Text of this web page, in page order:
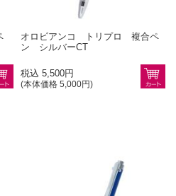
オロビアンコ トリプロ 複合ペ
ン シルバーCT
税込 5,500円
(本体価格 5,000円)